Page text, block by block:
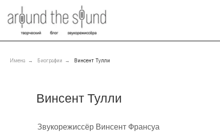
Имена → Биографии → Винсент Тулли
Звукорежиссёр Винсент Франсуа
Винсент Тулли